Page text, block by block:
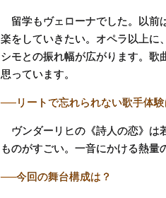
留学もヴェローナでした。以前
楽をしていきたい。オペラ以上に
シモとの振れ幅が広がります。歌
思っています。
──リートで忘れられない歌手体験
ヴンダーリヒの《詩人の恋》は
ものがすごい。一音にかける熱量
──今回の舞台構成は？